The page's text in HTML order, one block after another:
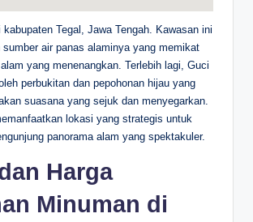
Tegal, Jawa Tengah. Kawasan ini
sumber air panas alaminya yang memikat
yang menenangkan. Terlebih lagi, Guci
perbukitan dan pepohonan hijau yang
suasana yang sejuk dan menyegarkan.
lokasi yang strategis untuk
panorama alam yang spektakuler.
Harga
Minuman di